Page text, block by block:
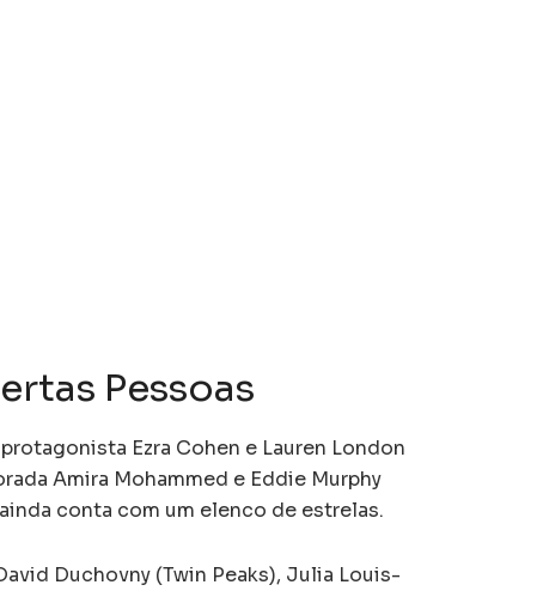
Pessoas
Ezra Cohen e Lauren London
Amira Mohammed e Eddie Murphy
conta com um elenco de estrelas.
Duchovny (Twin Peaks), Julia Louis-